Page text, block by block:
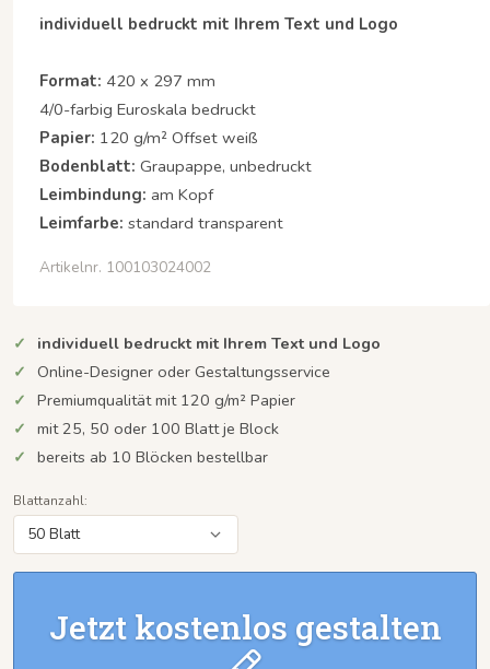
individuell bedruckt mit Ihrem Text und Logo
Format: 420 x 297 mm
4/0-farbig Euroskala bedruckt
Papier: 120 g/m² Offset weiß
Bodenblatt: Graupappe, unbedruckt
Leimbindung: am Kopf
Leimfarbe: standard transparent
Artikelnr. 100103024002
individuell bedruckt mit Ihrem Text und Logo
Online-Designer oder Gestaltungsservice
Premiumqualität mit 120 g/m² Papier
mit 25, 50 oder 100 Blatt je Block
bereits ab 10 Blöcken bestellbar
Blattanzahl: